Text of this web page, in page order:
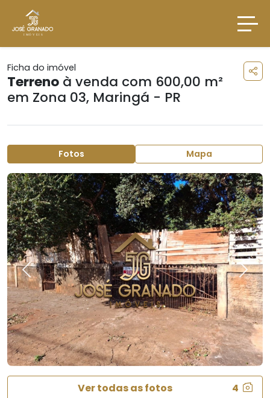
Ficha do imóvel
Terreno à venda com 600,00 m²
em Zona 03, Maringá - PR
Fotos Mapa
Previous Next
Ver todas as fotos 4